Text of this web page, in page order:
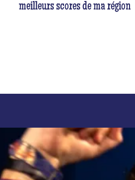
meilleurs scores de ma région